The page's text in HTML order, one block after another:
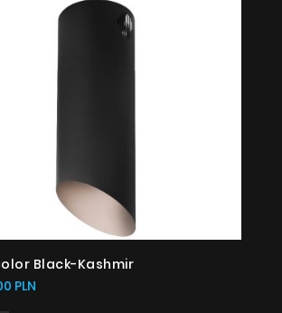
Black-Kashmir
PLN